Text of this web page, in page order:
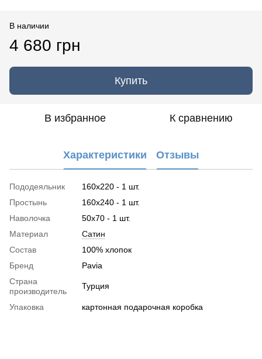
В наличии
4 680 грн
Купить
В избранное К сравнению
Характеристики Отзывы
Пододеяльник
160x220 - 1 шт.
Простынь
160x240 - 1 шт.
Наволочка
50x70 - 1 шт.
Материал
Сатин
Состав
100% хлопок
Бренд
Pavia
Страна
производитель
Турция
Упаковка картонная подарочная коробка